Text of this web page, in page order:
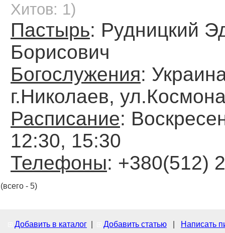
Хитов: 1)
Пастырь: Рудницкий
Борисович
Богослужения:
г.Николаев,
Расписание:
12:30, 15:30
Телефоны: +380(512)
(всего - 5)
Добавить в каталог Добавить статью
Написать